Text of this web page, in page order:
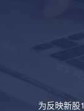
为反映新股